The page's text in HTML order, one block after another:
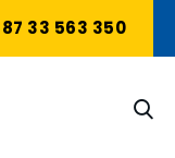
33 563 350